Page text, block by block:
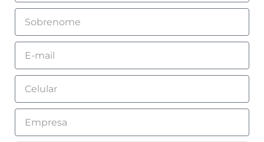
Sobrenome
Email
Celular
Empresa